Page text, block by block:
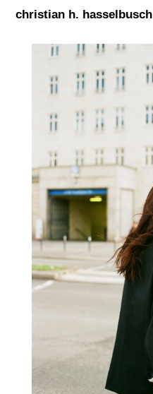
christian h. hasselbusch